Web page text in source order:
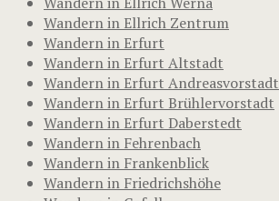
Wandern in Ellrich Zentrum
Wandern in Erfurt
Wandern in Erfurt Altstadt
Wandern in Erfurt Andreasvorstadt
Wandern in Erfurt Brühlervorstadt
Wandern in Erfurt Daberstedt
Wandern in Fehrenbach
Wandern in Frankenblick
Wandern in Friedrichshöhe